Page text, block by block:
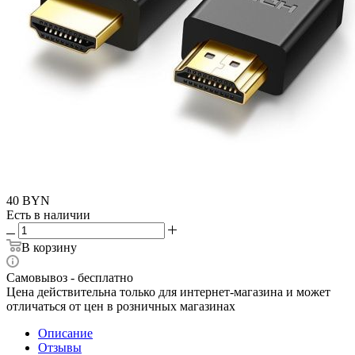
40 BYN
Есть в наличии
В корзину
Самовывоз - бесплатно
Цена действительна только для интернет-магазина и может
отличаться от цен в розничных магазинах
Описание
Отзывы